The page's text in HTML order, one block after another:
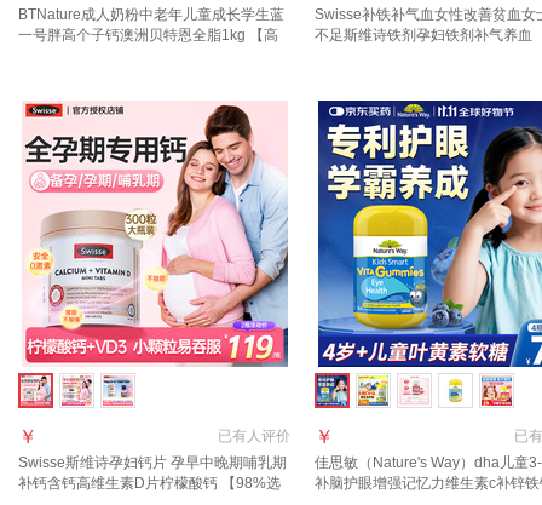
BTNature成人奶粉中老年儿童成长学生蓝
一号胖高个子钙澳洲贝特恩全脂1kg 【高
Swisse补铁补气血女性改善贫血女
不足斯维诗铁剂孕妇铁剂补气养血
已有人评价
￥
Swisse斯维诗孕妇钙片 孕早中晚期哺乳期
补钙含钙高维生素D片柠檬酸钙 【98%选
已有
￥
佳思敏（Nature's Way）dha儿童
补脑护眼增强记忆力维生素c补锌